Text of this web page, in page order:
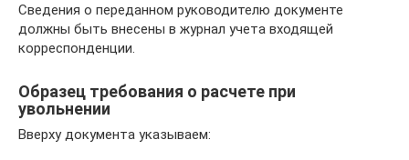
Сведения о переданном руководителю документе
должны быть внесены в журнал учета входящей
корреспонденции.
Образец требования о расчете при
увольнении
Вверху документа указываем: